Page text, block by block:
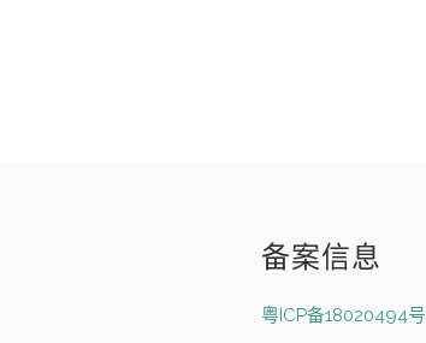
备案信息
粤ICP备18020494号